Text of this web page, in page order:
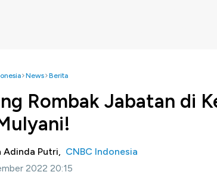
News Berita
Rombak Jabatan di
Adinda Putri, CNBC Indonesia
2022 20:15